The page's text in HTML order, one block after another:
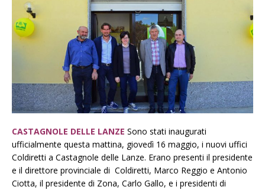
CASTAGNOLE DELLE LANZE Sono stati inaugurati
ufficialmente questa mattina, giovedì 16 maggio, i nuovi uffici
Coldiretti a Castagnole delle Lanze. Erano presenti il presidente
e il direttore provinciale di Coldiretti, Marco Reggio e Antonio
Ciotta, il presidente di Zona, Carlo Gallo, e i presidenti di